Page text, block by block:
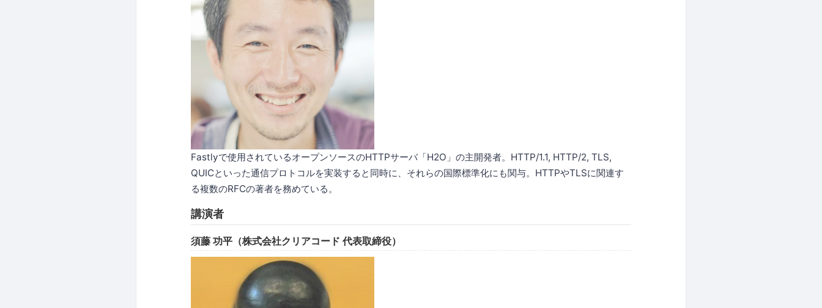
Fastlyで使用されているオープンソースのHTTPサーバ「H2O」の主開発者。HTTP/1.1, HTTP/2, TLS,
QUICといった通信プロトコルを実装すると同時に、それらの国際標準化にも関与。HTTPやTLSに関連す
る複数のRFCの著者を務めている。
講演者
須藤 功平（株式会社クリアコード 代表取締役）